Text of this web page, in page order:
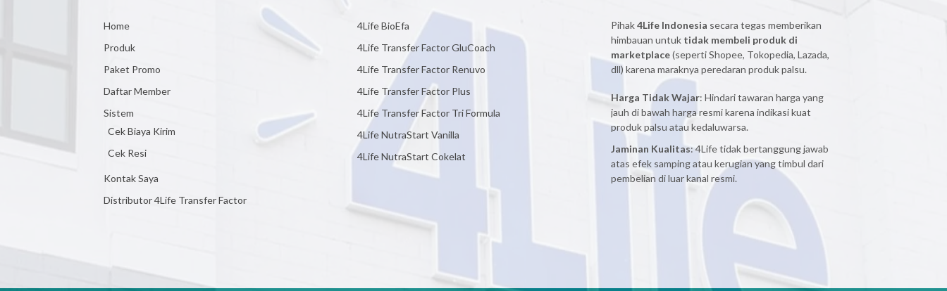
Home
Produk
Paket Promo
Daftar Member
Sistem
Cek Biaya Kirim
Cek Resi
Kontak Saya
Distributor 4Life Transfer Factor
4Life BioEfa
4Life Transfer Factor GluCoach
4Life Transfer Factor Renuvo
4Life Transfer Factor Plus
4Life Transfer Factor Tri Formula
4Life NutraStart Vanilla
4Life NutraStart Cokelat
Pihak4Life Indonesia secara tegas memberikan
himbauan untuk tidak membeli produk di
marketplace(seperti Shopee, Tokopedia, Lazada,
dll) karena maraknya peredaran produk palsu.
Harga Tidak Wajar: Hindari tawaran harga yang
jauh di bawah harga resmi karena indikasi kuat
produk palsu atau kedaluwarsa.
Jaminan Kualitas: 4Life tidak bertanggung jawab
atas efek samping atau kerugian yang timbul dari
pembelian di luar kanal resmi.